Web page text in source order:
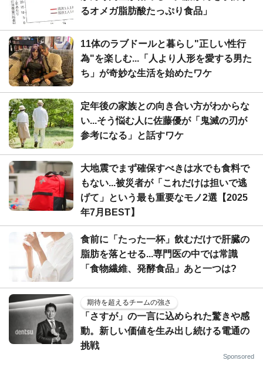
るオメガ脂肪酸たっぷり食品」
11体のラブドールと暮らし"正しい性行
為"を楽しむ...「人より人形を愛する男た
ち」が奇妙な生活を始めたワケ
定年後の家族との向き合い方がわからな
い...そう悩む人に佐藤優が「鬼滅の刃が
参考になる」と話すワケ
大地震でまず確保すべきは水でも食料で
もない...被災者が「これだけは担いで逃
げて」という最も重要なモノ2選【2025
年7月BEST】
食前に「たった一杯」飲むだけで肝臓の
脂肪を落とせる...専門医の中では常識
「食物繊維、発酵食品」あと一つは?
期待を超えるチームの強さ
「さすが」の一言に込められた驚きや感
動。新しい価値を生み出し続ける電通の
挑戦
Sponsored